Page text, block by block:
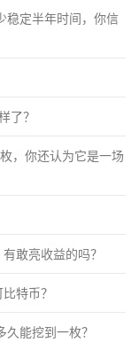
稳定半年时间，你信
了？
，你还认为它是一场
敢亮收益的吗？
特币？
能挖到一枚？